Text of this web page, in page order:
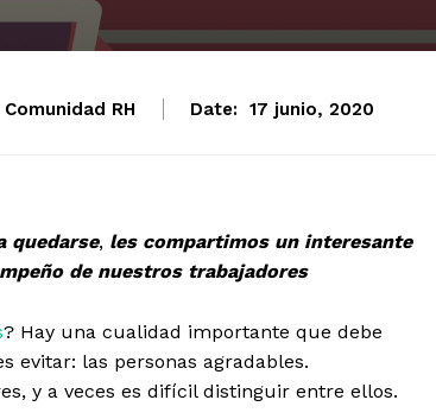
Comunidad RH Date: 17 junio, 2020
quedarse, les compartimos un interesante
de nuestros trabajadores
? Hay una cualidad importante que debe
evitar: las personas agradables.
y a veces es difícil distinguir entre ellos.